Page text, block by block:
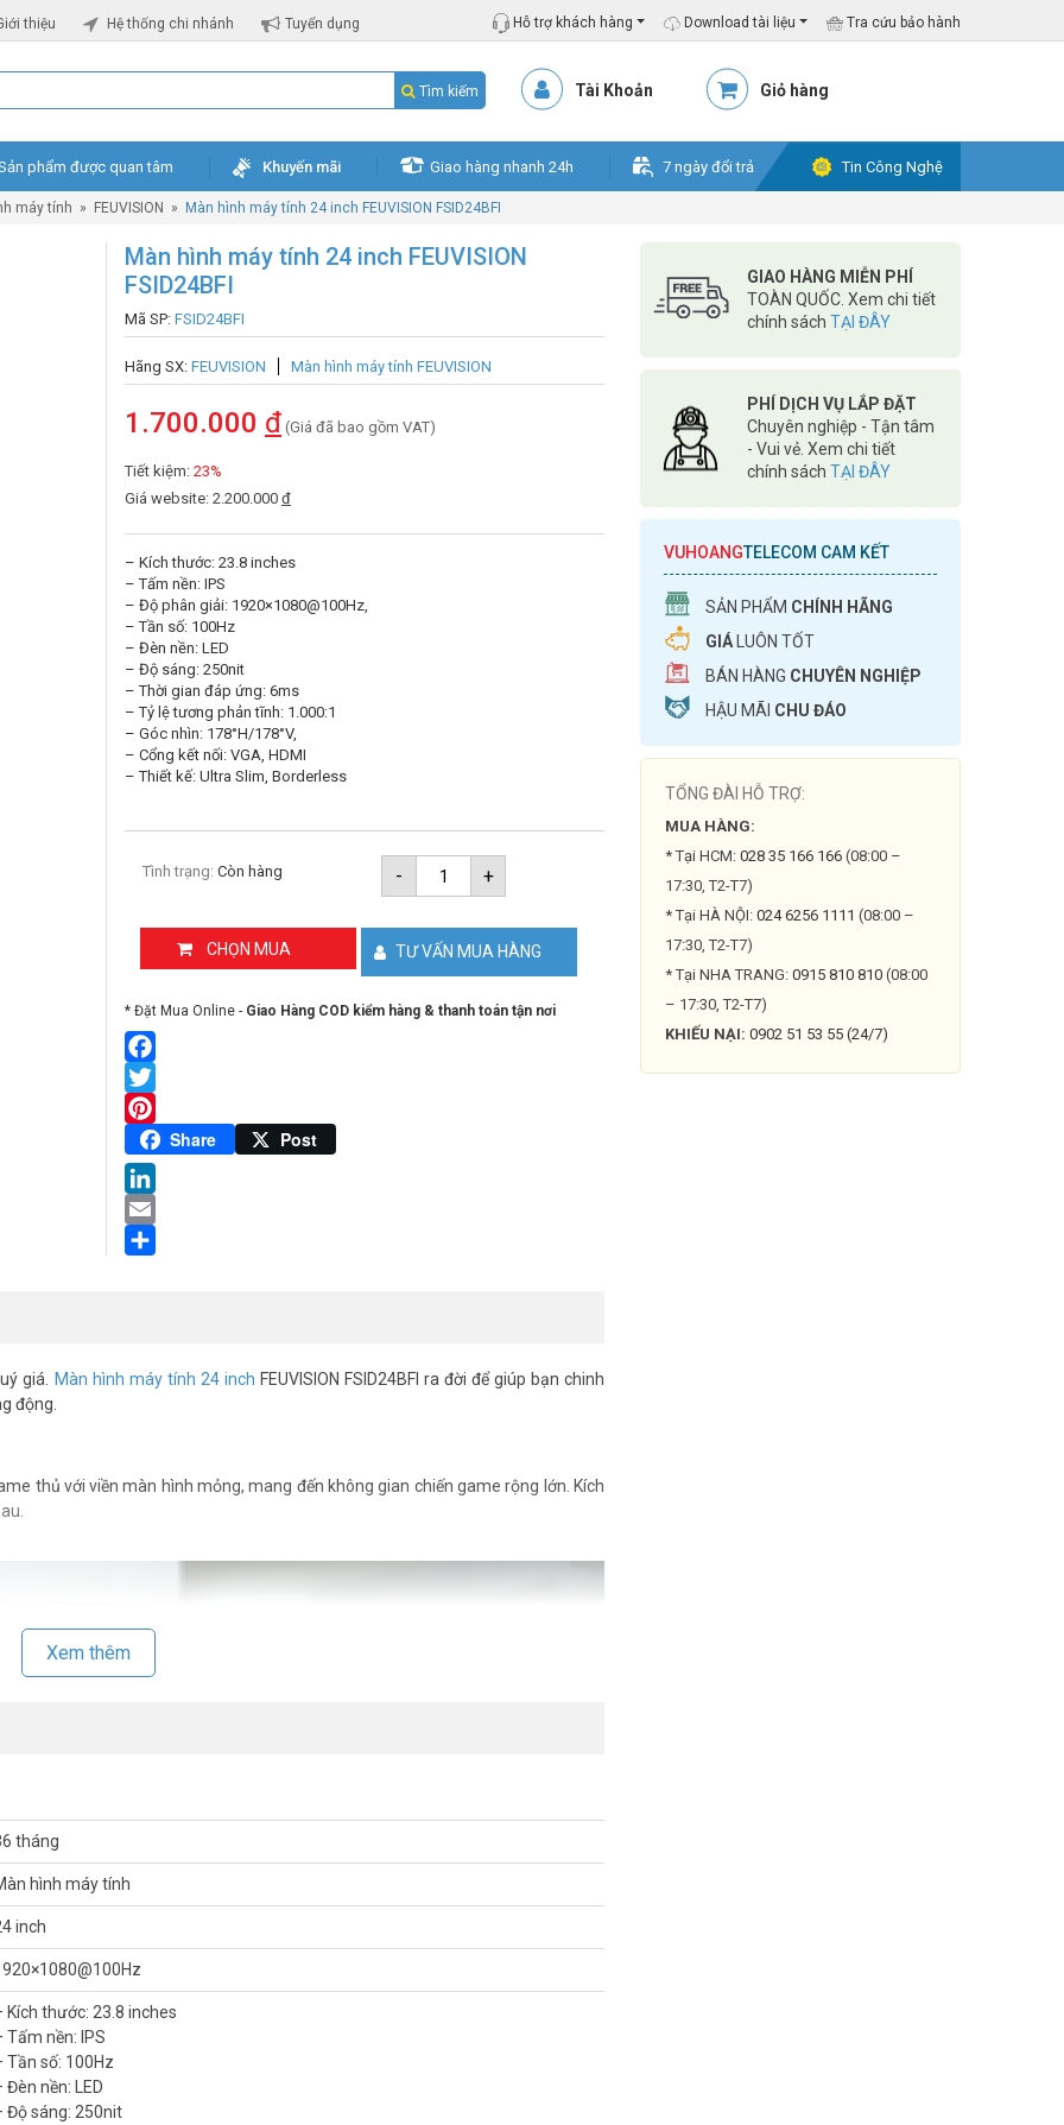
thiệu Hệ thống chi nhánh Tuyển dụng Hỗ trợ khách hàng Download tài liệu Tra cứu bảo hành
Tìm kiếm Tài Khoản Giỏ hàng
phẩm được quan tâm Khuyến mãi Giao hàng nhanh 24h 7 ngày đổi trả Tin Công Nghệ
máy tính » FEUVISION » Màn hình máy tính 24 inch FEUVISION FSID24BFI
Màn hình máy tính 24 inch FEUVISION
FSID24BFI
Mã SP: FSID24BFI
Hãng SX: FEUVISION Màn hình máy tính FEUVISION
1.700.000 đ (Giá đã bao gồm VAT)
Tiết kiệm: 23%
Giá website: 2.200.000 đ
– Kích thước: 23.8 inches
– Tấm nền: IPS
– Độ phân giải: 1920×1080@100Hz,
– Tần số: 100Hz
– Đèn nền: LED
– Độ sáng: 250nit
– Thời gian đáp ứng: 6ms
– Tỷ lệ tương phản tĩnh: 1.000:1
– Góc nhìn: 178°H/178°V,
– Cổng kết nối: VGA, HDMI
– Thiết kế: Ultra Slim, Borderless
-
Màn
hình
máy
24
inch
FEUVISION
số
+
Tình trạng: Còn hàng
CHỌN MUA TƯ VẤN MUA HÀNG
* Đặt Mua Online - Giao Hàng COD kiểm hàng & thanh toán tận nơi
Facebook
Twitter
Pinterest
Share Post
LinkedIn
Email
giá. Màn hình máy tính 24 inch FEUVISION FSID24BFI ra đời để giúp bạn chinh
động.
thủ với viền màn hình mỏng, mang đến không gian chiến game rộng lớn. Kích
Xem thêm
tháng
hình máy tính
inch
Kích thước: 23.8 inches
Tấm nền: IPS
Tần số: 100Hz
Đèn nền: LED
Độ sáng: 250nit
GIAO HÀNG MIỄN PHÍ
TOÀN QUỐC. Xem chi tiết
chính sách TẠI ĐÂY
PHÍ DỊCH VỤ LẮP ĐẶT
Chuyên nghiệp - Tận tâm
- Vui vẻ. Xem chi tiết
chính sách TẠI ĐÂY
VUHOANGTELECOM CAM KẾT
SẢN PHẨM CHÍNH HÃNG
GIÁ LUÔN TỐT
BÁN HÀNG CHUYÊN NGHIỆP
HẬU MÃI CHU ĐÁO
TỔNG ĐÀI HỖ TRỢ:
MUA HÀNG:
* Tại HCM: 028 35 166 166 (08:00 –
17:30, T2-T7)
* Tại HÀ NỘI: 024 6256 1111 (08:00 –
17:30, T2-T7)
* Tại NHA TRANG: 0915 810 810 (08:00
– 17:30, T2-T7)
KHIẾU NẠI: 0902 51 53 55 (24/7)